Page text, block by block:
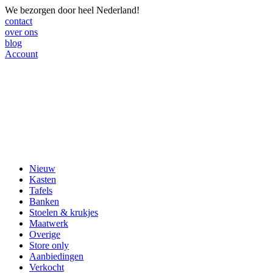
We bezorgen door heel Nederland!
contact
over ons
blog
Account
Nieuw
Kasten
Tafels
Banken
Stoelen & krukjes
Maatwerk
Overige
Store only
Aanbiedingen
Verkocht